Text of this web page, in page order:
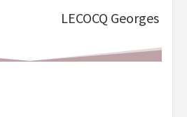
LECOCQ Georges